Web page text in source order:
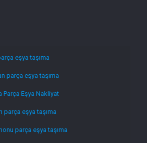
eşya taşıma
parça eşya taşıma
Parça Eşya Nakliyat
parça eşya taşıma
parça eşya taşıma